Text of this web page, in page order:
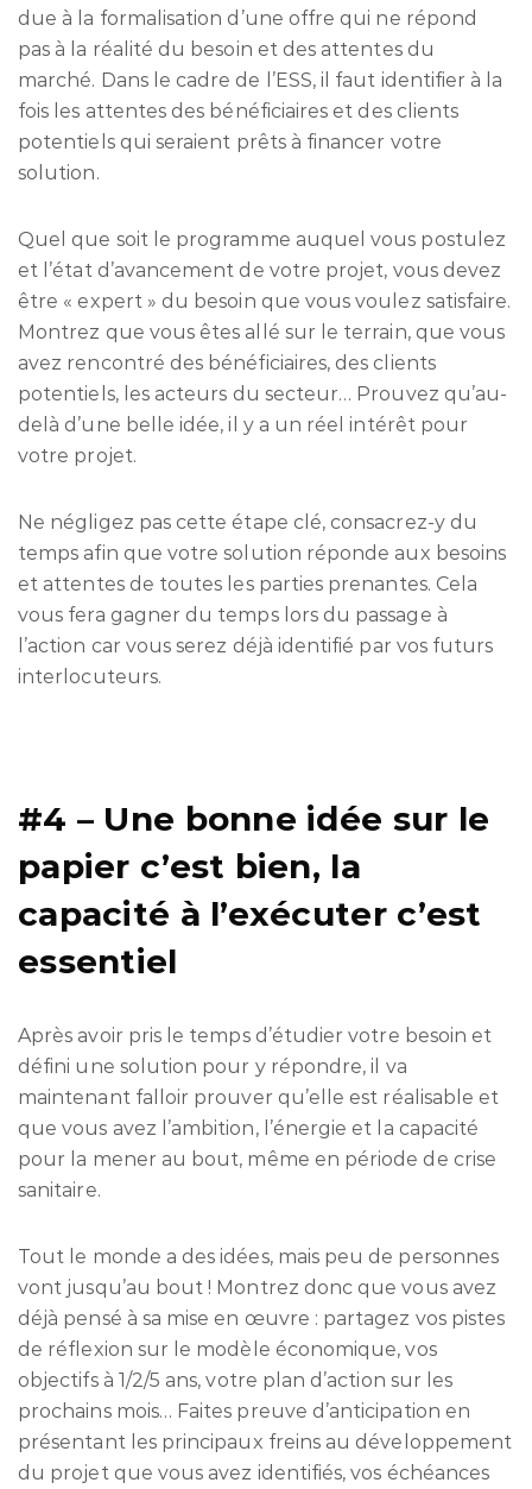
due à la formalisation d’une offre qui ne répond
pas à la réalité du besoin et des attentes du
marché. Dans le cadre de l’ESS, il faut identifier à la
fois les attentes des bénéficiaires et des clients
potentiels qui seraient prêts à financer votre
solution.
Quel que soit le programme auquel vous postulez
et l’état d’avancement de votre projet, vous devez
être « expert » du besoin que vous voulez satisfaire.
Montrez que vous êtes allé sur le terrain, que vous
avez rencontré des bénéficiaires, des clients
potentiels, les acteurs du secteur… Prouvez qu’au-
delà d’une belle idée, il y a un réel intérêt pour
votre projet.
Ne négligez pas cette étape clé, consacrez-y du
temps afin que votre solution réponde aux besoins
et attentes de toutes les parties prenantes. Cela
vous fera gagner du temps lors du passage à
l’action car vous serez déjà identifié par vos futurs
interlocuteurs.
#4 – Une bonne idée sur le
papier c’est bien, la
capacité à l’exécuter c’est
essentiel
Après avoir pris le temps d’étudier votre besoin et
défini une solution pour y répondre, il va
maintenant falloir prouver qu’elle est réalisable et
que vous avez l’ambition, l’énergie et la capacité
pour la mener au bout, même en période de crise
sanitaire.
Tout le monde a des idées, mais peu de personnes
vont jusqu’au bout ! Montrez donc que vous avez
déjà pensé à sa mise en œuvre : partagez vos pistes
de réflexion sur le modèle économique, vos
objectifs à 1/2/5 ans, votre plan d’action sur les
prochains mois… Faites preuve d’anticipation en
présentant les principaux freins au développement
du projet que vous avez identifiés, vos échéances